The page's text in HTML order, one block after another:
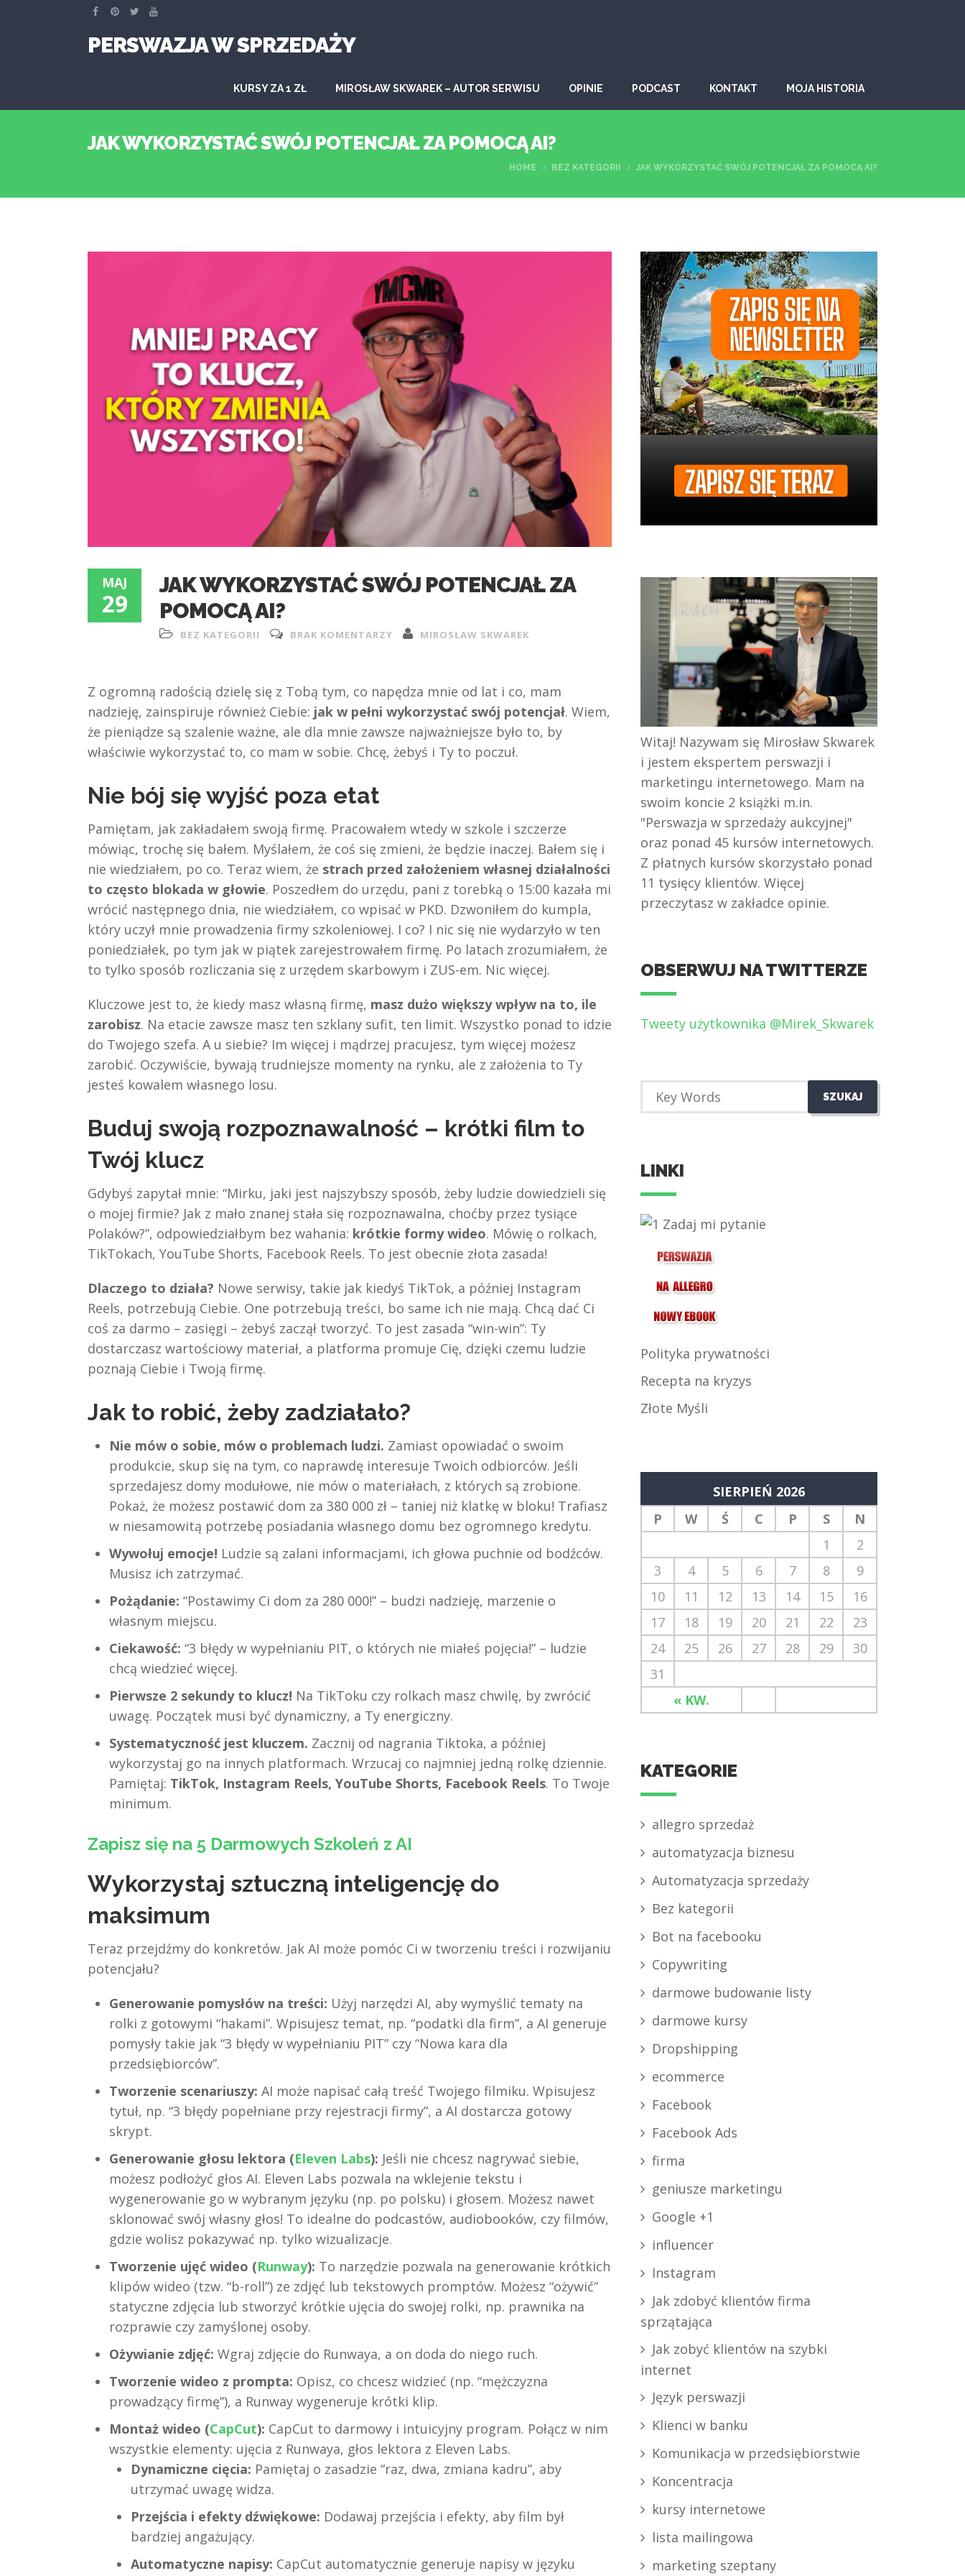
PERSWAZJA W SPRZEDAŻY
KURSY ZA 1 ZŁ MIROSŁAW SKWAREK – AUTOR SERWISU OPINIE PODCAST KONTAKT MOJA HISTORIA
JAK WYKORZYSTAĆ SWÓJ POTENCJAŁ ZA POMOCĄ AI?
HOME BEZ KATEGORII JAK WYKORZYSTAĆ SWÓJ POTENCJAŁ ZA POMOCĄ AI?
MAJ
29
JAK WYKORZYSTAĆ SWÓJ POTENCJAŁ ZA
POMOCĄ AI?
BEZ KATEGORII BRAK KOMENTARZY MIROSŁAW SKWAREK
Z ogromną radością dzielę się z Tobą tym, co napędza mnie od lat i co, mam
nadzieję, zainspiruje również Ciebie: jak w pełni wykorzystać swój potencjał. Wiem,
że pieniądze są szalenie ważne, ale dla mnie zawsze najważniejsze było to, by
właściwie wykorzystać to, co mam w sobie. Chcę, żebyś i Ty to poczuł.
Nie bój się wyjść poza etat
Pamiętam, jak zakładałem swoją firmę. Pracowałem wtedy w szkole i szczerze
mówiąc, trochę się bałem. Myślałem, że coś się zmieni, że będzie inaczej. Bałem się i
nie wiedziałem, po co. Teraz wiem, że strach przed założeniem własnej działalności
to często blokada w głowie. Poszedłem do urzędu, pani z torebką o 15:00 kazała mi
wrócić następnego dnia, nie wiedziałem, co wpisać w PKD. Dzwoniłem do kumpla,
który uczył mnie prowadzenia firmy szkoleniowej. I co? I nic się nie wydarzyło w ten
poniedziałek, po tym jak w piątek zarejestrowałem firmę. Po latach zrozumiałem, że
to tylko sposób rozliczania się z urzędem skarbowym i ZUS-em. Nic więcej.
Kluczowe jest to, że kiedy masz własną firmę, masz dużo większy wpływ na to, ile
zarobisz. Na etacie zawsze masz ten szklany sufit, ten limit. Wszystko ponad to idzie
do Twojego szefa. A u siebie? Im więcej i mądrzej pracujesz, tym więcej możesz
zarobić. Oczywiście, bywają trudniejsze momenty na rynku, ale z założenia to Ty
jesteś kowalem własnego losu.
Buduj swoją rozpoznawalność – krótki film to
Twój klucz
Gdybyś zapytał mnie: “Mirku, jaki jest najszybszy sposób, żeby ludzie dowiedzieli się
o mojej firmie? Jak z mało znanej stała się rozpoznawalna, choćby przez tysiące
Polaków?”, odpowiedziałbym bez wahania: krótkie formy wideo. Mówię o rolkach,
TikTokach, YouTube Shorts, Facebook Reels. To jest obecnie złota zasada!
Dlaczego to działa? Nowe serwisy, takie jak kiedyś TikTok, a później Instagram
Reels, potrzebują Ciebie. One potrzebują treści, bo same ich nie mają. Chcą dać Ci
coś za darmo – zasięgi – żebyś zaczął tworzyć. To jest zasada “win-win”: Ty
dostarczasz wartościowy materiał, a platforma promuje Cię, dzięki czemu ludzie
poznają Ciebie i Twoją firmę.
Jak to robić, żeby zadziałało?
Nie mów o sobie, mów o problemach ludzi. Zamiast opowiadać o swoim
produkcie, skup się na tym, co naprawdę interesuje Twoich odbiorców. Jeśli
sprzedajesz domy modułowe, nie mów o materiałach, z których są zrobione.
Pokaż, że możesz postawić dom za 380 000 zł – taniej niż klatkę w bloku! Trafiasz
w niesamowitą potrzebę posiadania własnego domu bez ogromnego kredytu.
Wywołuj emocje! Ludzie są zalani informacjami, ich głowa puchnie od bodźców.
Musisz ich zatrzymać.
Pożądanie: “Postawimy Ci dom za 280 000!” – budzi nadzieję, marzenie o
własnym miejscu.
Ciekawość: “3 błędy w wypełnianiu PIT, o których nie miałeś pojęcia!” – ludzie
chcą wiedzieć więcej.
Pierwsze 2 sekundy to klucz! Na TikToku czy rolkach masz chwilę, by zwrócić
uwagę. Początek musi być dynamiczny, a Ty energiczny.
Systematyczność jest kluczem. Zacznij od nagrania Tiktoka, a później
wykorzystaj go na innych platformach. Wrzucaj co najmniej jedną rolkę dziennie.
Pamiętaj: TikTok, Instagram Reels, YouTube Shorts, Facebook Reels. To Twoje
minimum.
Zapisz się na 5 Darmowych Szkoleń z AI
Wykorzystaj sztuczną inteligencję do
maksimum
Teraz przejdźmy do konkretów. Jak AI może pomóc Ci w tworzeniu treści i rozwijaniu
potencjału?
Generowanie pomysłów na treści: Użyj narzędzi AI, aby wymyślić tematy na
rolki z gotowymi “hakami”. Wpisujesz temat, np. “podatki dla firm”, a AI generuje
pomysły takie jak “3 błędy w wypełnianiu PIT” czy “Nowa kara dla
przedsiębiorców”.
Tworzenie scenariuszy: AI może napisać całą treść Twojego filmiku. Wpisujesz
tytuł, np. “3 błędy popełniane przy rejestracji firmy”, a AI dostarcza gotowy
skrypt.
Generowanie głosu lektora (Eleven Labs): Jeśli nie chcesz nagrywać siebie,
możesz podłożyć głos AI. Eleven Labs pozwala na wklejenie tekstu i
wygenerowanie go w wybranym języku (np. po polsku) i głosem. Możesz nawet
sklonować swój własny głos! To idealne do podcastów, audiobooków, czy filmów,
gdzie wolisz pokazywać np. tylko wizualizacje.
Tworzenie ujęć wideo (Runway): To narzędzie pozwala na generowanie krótkich
klipów wideo (tzw. “b-roll”) ze zdjęć lub tekstowych promptów. Możesz “ożywić”
statyczne zdjęcia lub stworzyć krótkie ujęcia do swojej rolki, np. prawnika na
rozprawie czy zamyślonej osoby.
Ożywianie zdjęć: Wgraj zdjęcie do Runwaya, a on doda do niego ruch.
Tworzenie wideo z prompta: Opisz, co chcesz widzieć (np. “mężczyzna
prowadzący firmę”), a Runway wygeneruje krótki klip.
Montaż wideo (CapCut): CapCut to darmowy i intuicyjny program. Połącz w nim
wszystkie elementy: ujęcia z Runwaya, głos lektora z Eleven Labs.
Dynamiczne cięcia: Pamiętaj o zasadzie “raz, dwa, zmiana kadru”, aby
utrzymać uwagę widza.
Przejścia i efekty dźwiękowe: Dodawaj przejścia i efekty, aby film był
bardziej angażujący.
Automatyczne napisy: CapCut automatycznie generuje napisy w języku
Witaj! Nazywam się Mirosław Skwarek
i jestem ekspertem perswazji i
marketingu internetowego. Mam na
swoim koncie 2 książki m.in.
"Perswazja w sprzedaży aukcyjnej"
oraz ponad 45 kursów internetowych.
Z płatnych kursów skorzystało ponad
11 tysięcy klientów. Więcej
przeczytasz w zakładce opinie.
OBSERWUJ NA TWITTERZE
Tweety użytkownika @Mirek_Skwarek
LINKI
Polityka prywatności
Recepta na kryzys
Złote Myśli
SIERPIEŃ 2026
P
W Ś C P S N
« KW.
1
2
3
4 5 6 7 8
9
10
11 12 13 14 15
16
17
18 19 20 21 22
23
24
25 26 27 28 29
30
31
KATEGORIE
allegro sprzedaż
automatyzacja biznesu
Automatyzacja sprzedaży
Bez kategorii
Bot na facebooku
Copywriting
darmowe budowanie listy
darmowe kursy
Dropshipping
ecommerce
Facebook
Facebook Ads
firma
geniusze marketingu
Google +1
influencer
Instagram
Jak zdobyć klientów firma
sprzątająca
Jak zobyć klientów na szybki
internet
Język perswazji
Klienci w banku
Komunikacja w przedsiębiorstwie
Koncentracja
kursy internetowe
lista mailingowa
marketing szeptany